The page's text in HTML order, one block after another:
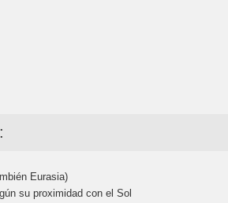
Eurasia)
su proximidad con el Sol